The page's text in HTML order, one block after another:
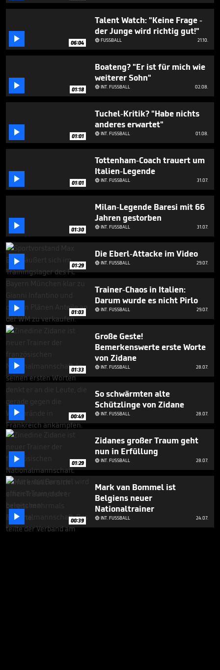
 06:04
Talent Watch: "Keine Frage -
der Junge wird richtig gut!"
FUSSBALL 21.10.
 01:18
Boateng? "Er ist für mich wie
weiterer Sohn"
INT. FUSSBALL 02.08.
 01:01
Tuchel-Kritik? "Habe nichts
anderes erwartet"
INT. FUSSBALL 01.08.
 01:01
Tottenham-Coach trauert um
Italien-Legende
INT. FUSSBALL 31.07.
 01:30
Milan-Legende Baresi mit 66
Jahren gestorben
INT. FUSSBALL 31.07.
 01:29
Die Eberl-Attacke im Video
INT. FUSSBALL 29.07.
 01:03
Trainer-Chaos in Italien:
Darum wurde es nicht Pirlo
INT. FUSSBALL 29.07.
 01:33
Große Geste!
Bemerkenswerte erste Worte
von Zidane
INT. FUSSBALL 28.07.
 00:49
So schwärmten alte
Schützlinge von Zidane
INT. FUSSBALL 28.07.
 01:29
Zidanes großer Traum geht
nun in Erfüllung
INT. FUSSBALL 28.07.
 00:39
Mark van Bommel ist
Belgiens neuer
Nationaltrainer
INT. FUSSBALL 24.07.